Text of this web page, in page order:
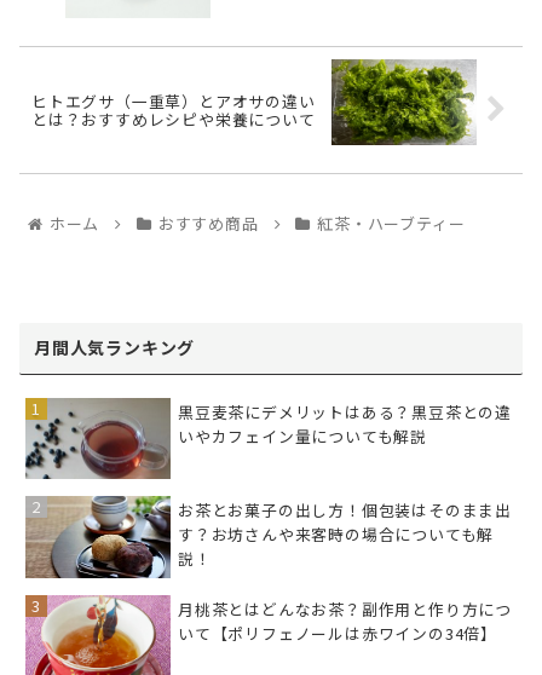
ヒトエグサ（一重草）とアオサの違い
とは？おすすめレシピや栄養について
ホーム おすすめ商品 紅茶・ハーブティー
月間人気ランキング
黒豆麦茶にデメリットはある？黒豆茶との違
いやカフェイン量についても解説
お茶とお菓子の出し方！個包装はそのまま出
す？お坊さんや来客時の場合についても解
説！
月桃茶とはどんなお茶？副作用と作り方につ
いて【ポリフェノールは赤ワインの34倍】